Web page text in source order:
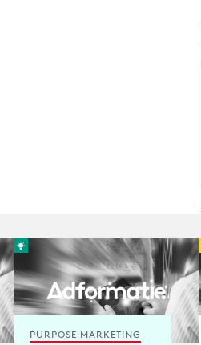
PURPOSE MARKETING